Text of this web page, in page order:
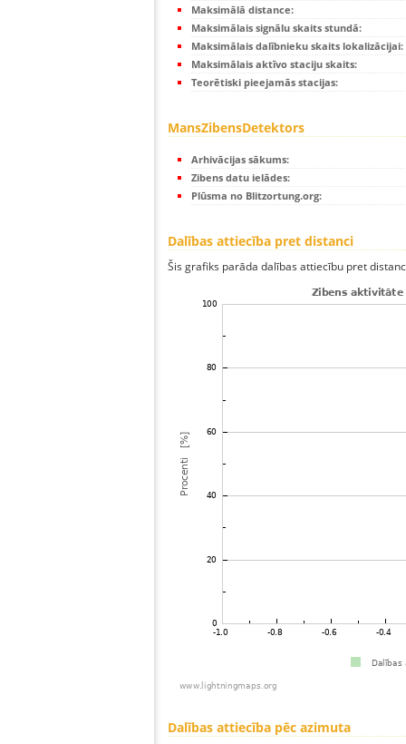
Maksimālā distance:
Maksimālais signālu skaits stundā:
Maksimālais dalībnieku skaits lokalizācijai:
Maksimālais aktīvo staciju skaits:
Teorētiski pieejamās stacijas:
MansZibensDetektors
Arhivācijas sākums:
Zibens datu ielādes:
Plūsma no Blitzortung.org:
Dalības attiecība pret distanci
Šis grafiks parāda dalības attiecību pret
Dalības attiecība pēc azimuta